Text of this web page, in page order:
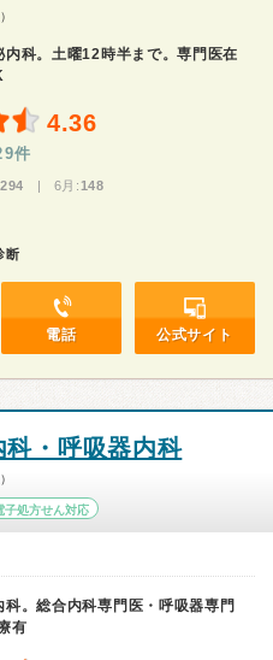
科。土曜12時半まで。専門医在
4.36
件
294 | 6月: 148
断
電話 公式サイト
科・呼吸器内科
子処方せん対応
。総合内科専門医・呼吸器専門
有